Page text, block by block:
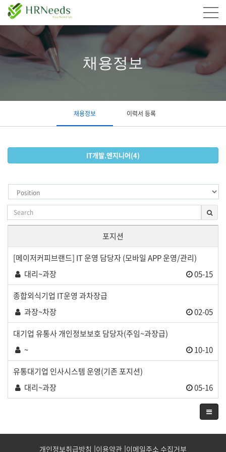
채용정보
채용정보 이력서 등록
IT개발.엔지니어(4)
포지션
[메이저커피브랜드] IT 운영 담당자 (모바일 APP 운영/관리)
대리~과장
05-15
종합외식기업 IT운영 과차장급
과장~차장
02-05
대기업 유통사 개인정보보호 담당자(주임~과장급)
~
10-10
유통대기업 인사시스템 운영(기존 포지션)
대리~과장
05-16
개인정보취급방침 이용약관 이메일주소 수집거부